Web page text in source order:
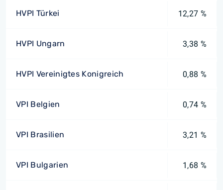
HVPI Türkei 12,27 %
HVPI Ungarn 3,38 %
HVPI Vereinigtes Konigreich 0,88 %
VPI Belgien 0,74 %
VPI Brasilien 3,21 %
VPI Bulgarien 1,68 %